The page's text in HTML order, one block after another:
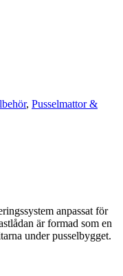
, Pusselmattor &
anpassat för
är formad som en
under pusselbygget.